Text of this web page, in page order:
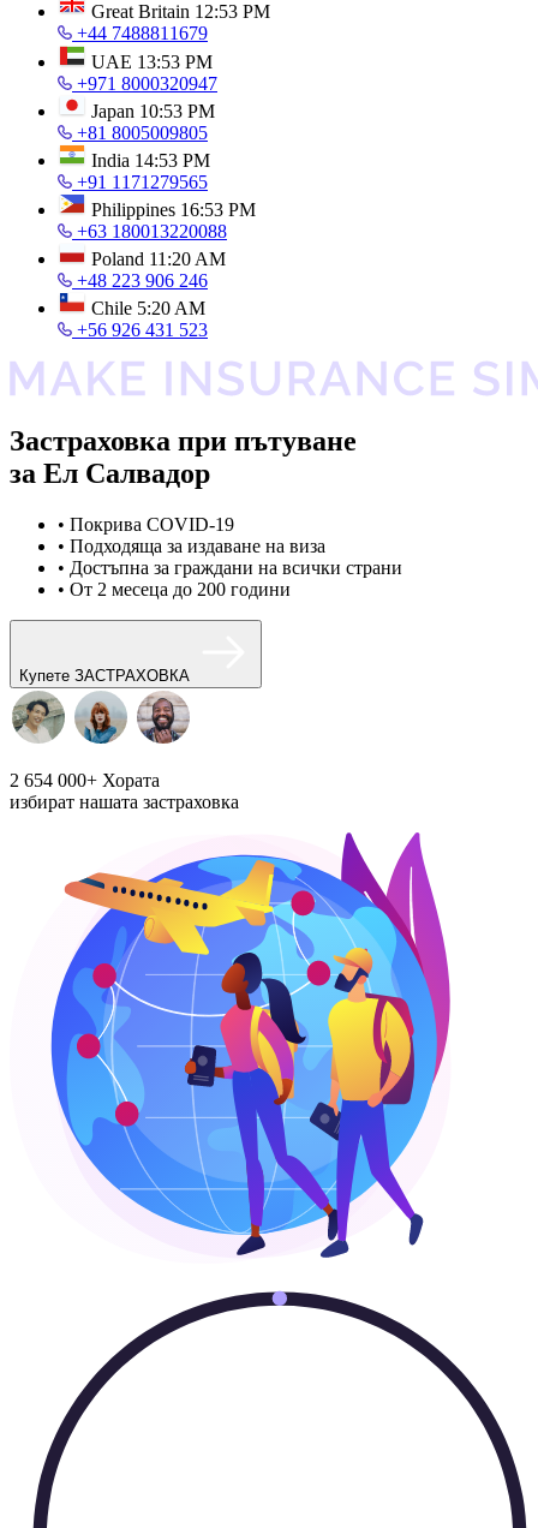
Great Britain 12:53 PM
+44 7488811679
UAE 13:53 PM
+971 8000320947
Japan 10:53 PM
+81 8005009805
India 14:53 PM
+91 1171279565
Philippines 16:53 PM
+63 180013220088
Poland 11:20 AM
+48 223 906 246
Chile 5:20 AM
+56 926 431 523
Застраховка при пътуване
за Ел Салвадор
• Покрива COVID-19
• Подходяща за издаване на виза
• Достъпна за граждани на всички страни
• От 2 месеца до 200 години
Купете ЗАСТРАХОВКА
2 654 000+ Хората
избират нашата застраховка